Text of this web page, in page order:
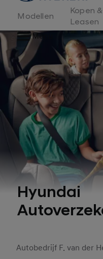
Modellen
Kopen &
Leasen
Menu
Hyundai
Autobedrijf F. van der